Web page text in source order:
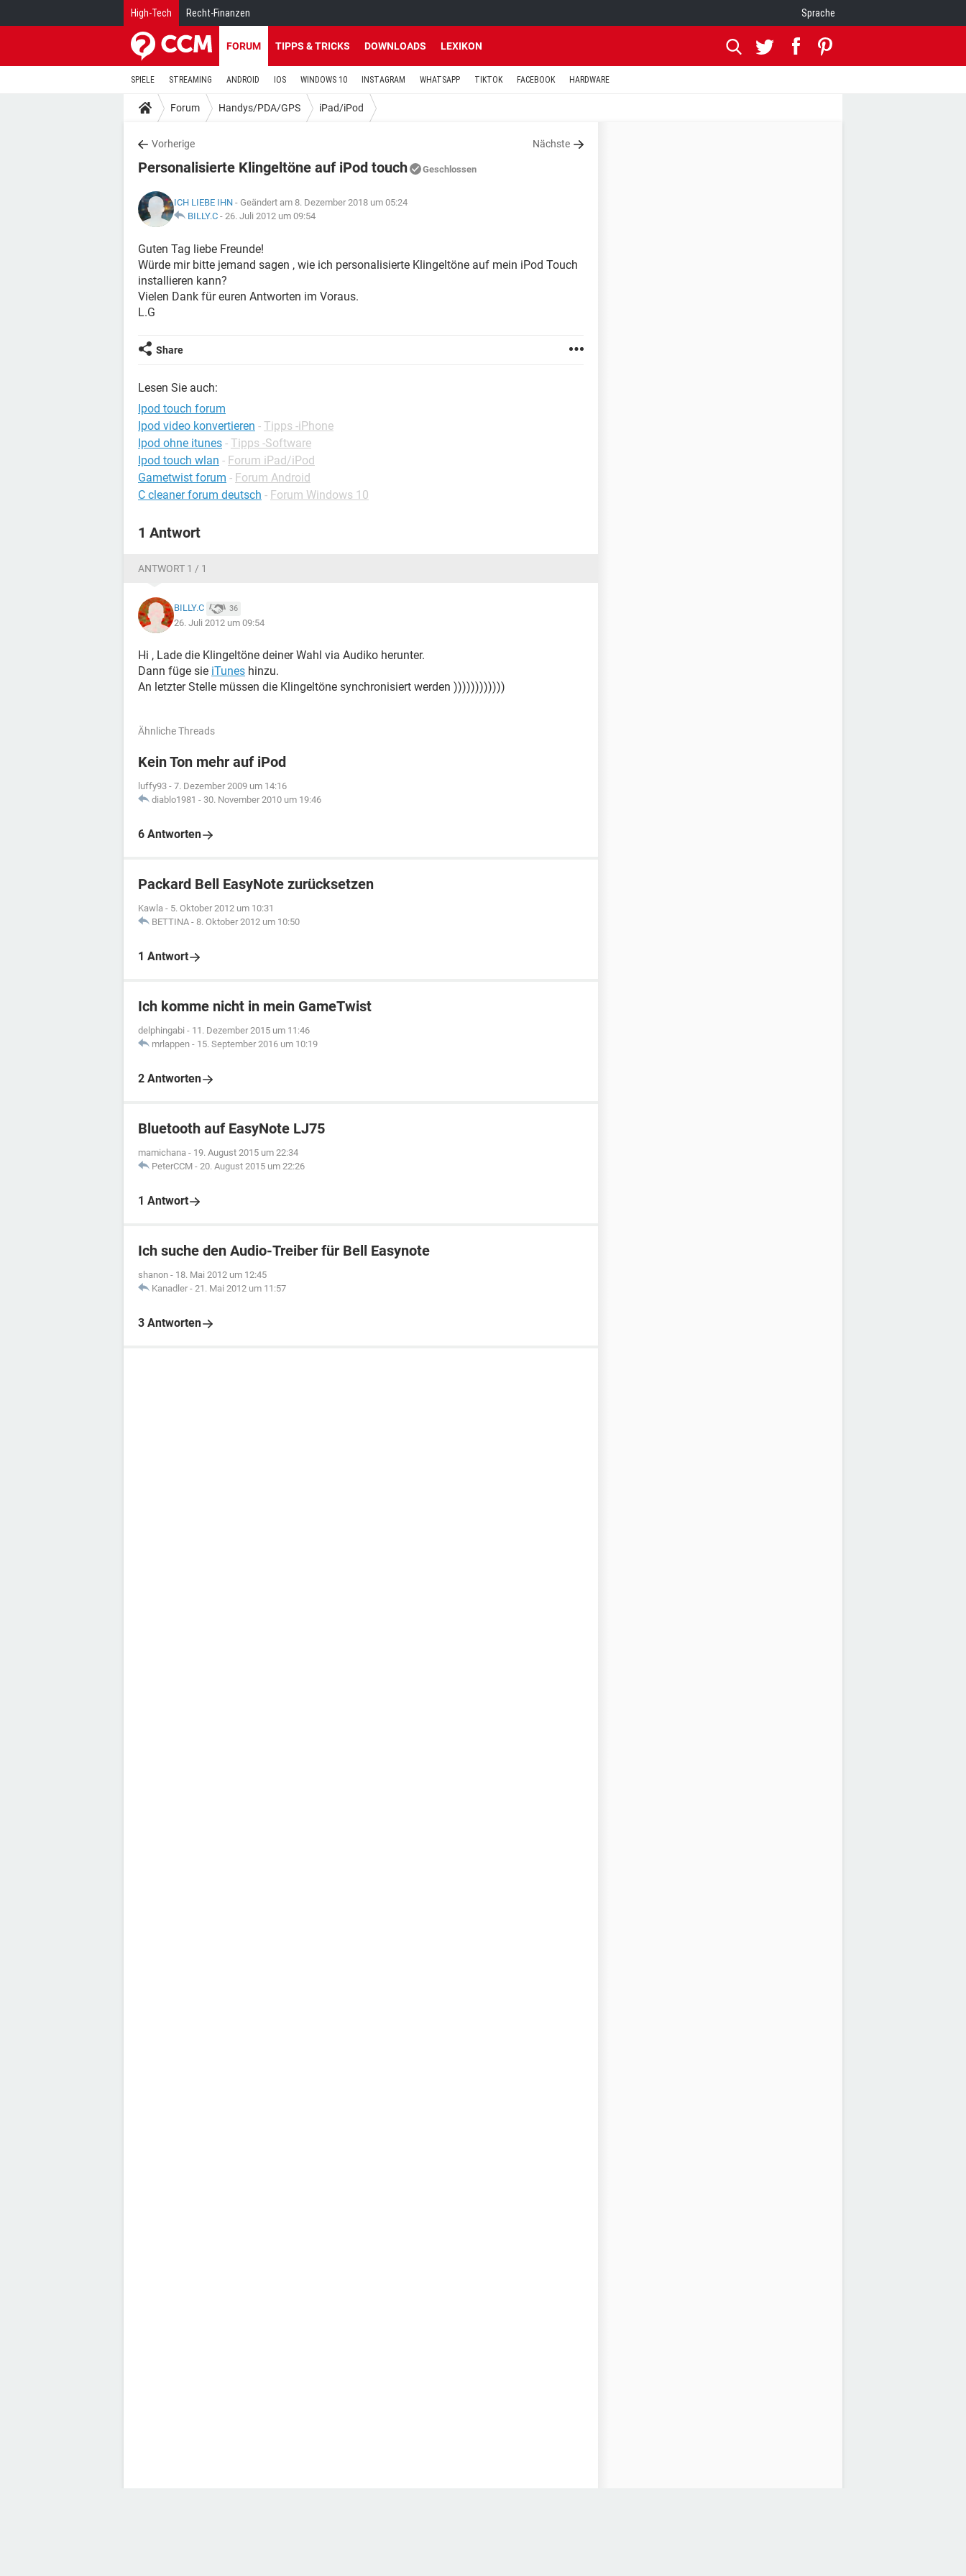
High-Tech Recht-Finanzen Sprache
FORUM TIPPS & TRICKS DOWNLOADS LEXIKON
SPIELE STREAMING ANDROID IOS WINDOWS 10 INSTAGRAM WHATSAPP TIKTOK FACEBOOK HARDWARE
Forum Handys/PDA/GPS iPad/iPod
Vorherige Nächste
Personalisierte Klingeltöne auf iPod touch Geschlossen
ICH LIEBE IHN - Geändert am 8. Dezember 2018 um 05:24
BILLY.C - 26. Juli 2012 um 09:54
Guten Tag liebe Freunde!
Würde mir bitte jemand sagen , wie ich personalisierte Klingeltöne auf mein iPod Touch
installieren kann?
Vielen Dank für euren Antworten im Voraus.
L.G
Share
Lesen Sie auch:
Ipod touch forum
Ipod video konvertieren - Tipps -iPhone
Ipod ohne itunes - Tipps -Software
Ipod touch wlan - Forum iPad/iPod
Gametwist forum - Forum Android
C cleaner forum deutsch - Forum Windows 10
1 Antwort
ANTWORT 1 / 1
BILLY.C 36
26. Juli 2012 um 09:54
Hi , Lade die Klingeltöne deiner Wahl via Audiko herunter.
Dann füge sie iTunes hinzu.
An letzter Stelle müssen die Klingeltöne synchronisiert werden ))))))))))))
Ähnliche Threads
Kein Ton mehr auf iPod
luffy93 - 7. Dezember 2009 um 14:16
diablo1981 - 30. November 2010 um 19:46
6 Antworten
Packard Bell EasyNote zurücksetzen
Kawla - 5. Oktober 2012 um 10:31
BETTINA - 8. Oktober 2012 um 10:50
1 Antwort
Ich komme nicht in mein GameTwist
delphingabi - 11. Dezember 2015 um 11:46
mrlappen - 15. September 2016 um 10:19
2 Antworten
Bluetooth auf EasyNote LJ75
mamichana - 19. August 2015 um 22:34
PeterCCM - 20. August 2015 um 22:26
1 Antwort
Ich suche den Audio-Treiber für Bell Easynote
shanon - 18. Mai 2012 um 12:45
Kanadler - 21. Mai 2012 um 11:57
3 Antworten